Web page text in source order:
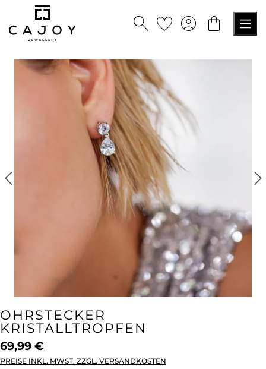
springen
OHRSTECKER
KRISTALLTROPFEN
69,99 €
PREISE INKL. MWST. ZZGL. VERSANDKOSTEN